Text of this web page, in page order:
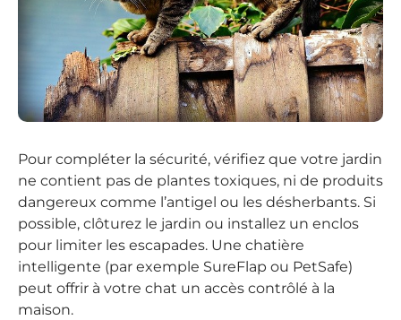
Pour compléter la sécurité, vérifiez que votre jardin
ne contient pas de plantes toxiques, ni de produits
dangereux comme l’antigel ou les désherbants. Si
possible, clôturez le jardin ou installez un enclos
pour limiter les escapades. Une chatière
intelligente (par exemple SureFlap ou PetSafe)
peut offrir à votre chat un accès contrôlé à la
maison.